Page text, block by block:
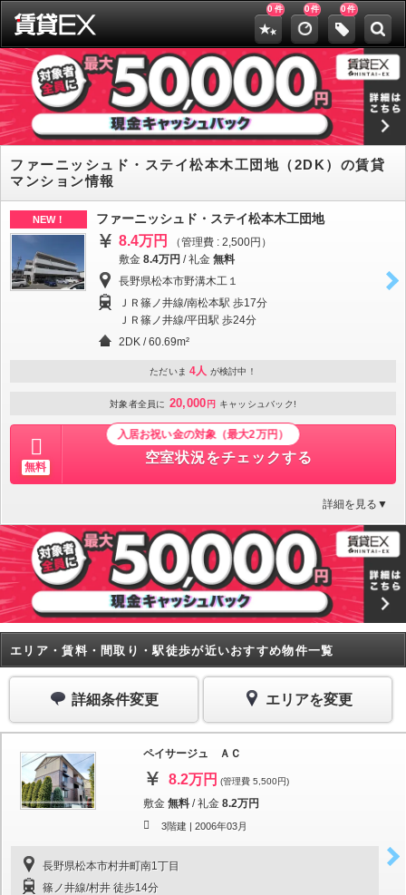
0 件 0件 0件
ファーニッシュド・ステイ松本木工団地（2DK）の賃貸
マンション情報
NEW！ ファーニッシュド・ステイ松本木工団地
8.4万円
（管理費 : 2,500円）
敷金 8.4万円 /礼金 無料
長野県松本市野溝木工１
ＪＲ篠ノ井線/南松本駅 歩17分
ＪＲ篠ノ井線/平田駅 歩24分
2DK / 60.69m²
ただいま 4人 が検討中！
対象者全員に 20,000 円 キャッシュバック!
無料
入居お祝い金の対象（最大2万円）
空室状況をチェックする
詳細を見る▼
エリア・賃料・間取り・駅徒歩が近いおすすめ物件一覧
詳細条件変更 エリアを変更
ペイサージュ ＡＣ
8.2万円 (管理費 5,500円)
敷金 無料 /礼金 8.2万円
3階建 | 2006年03月
長野県松本市村井町南1丁目
篠ノ井線/村井 徒歩14分